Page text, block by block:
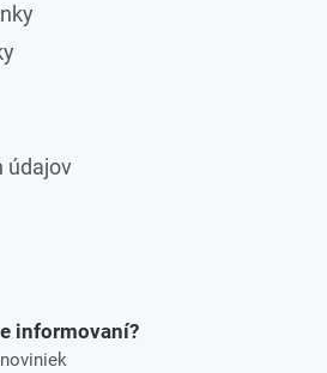
údajov
informovaní?